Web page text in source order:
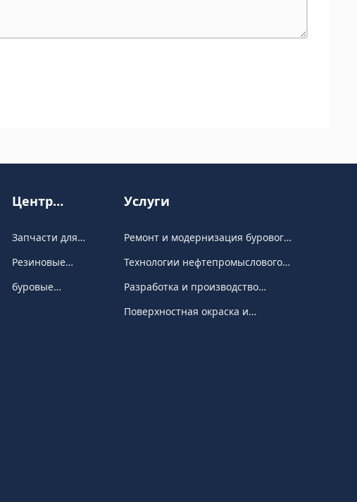
Центр
Запчасти для
Резиновые
буровые
Услуги
Ремонт и модернизация бурового
Технологии нефтепромыслового
Разработка и производство
изделий
Поверхностная окраска и